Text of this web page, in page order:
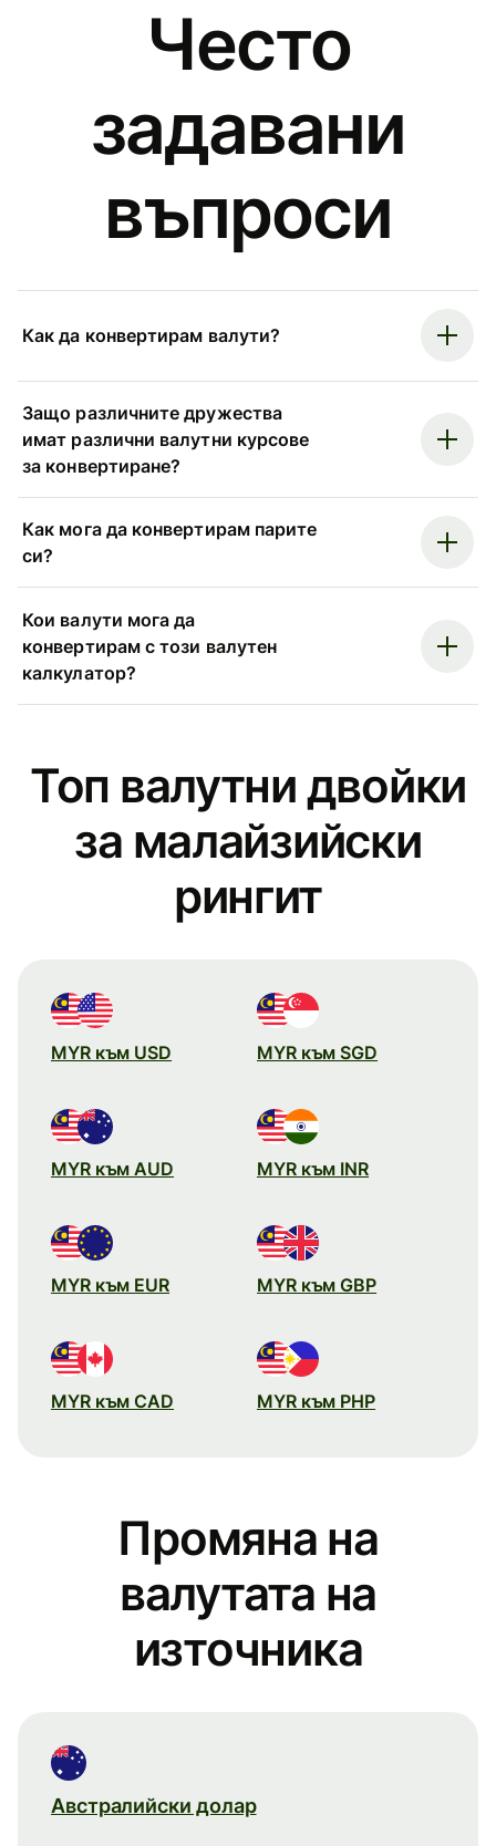
Често
задавани
въпроси
Как да конвертирам валути?
Защо различните дружества
имат различни валутни курсове
за конвертиране?
Как мога да конвертирам парите
си?
Кои валути мога да
конвертирам с този валутен
калкулатор?
Топ валутни двойки
за малайзийски
рингит
MYR към USD MYR към SGD
MYR към AUD MYR към INR
MYR към EUR MYR към GBP
MYR към CAD MYR към PHP
Промяна на
валутата на
източника
Австралийски долар